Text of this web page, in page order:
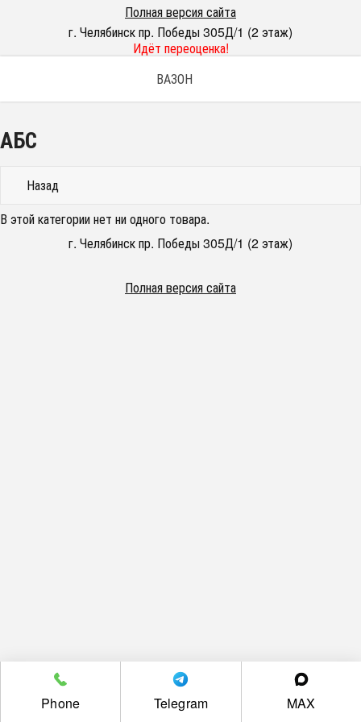
Полная версия сайта
г. Челябинск пр. Победы 305Д/1 (2 этаж)
Идёт переоценка!
ВАЗОН
АБС
Назад
В этой категории нет ни одного товара.
г. Челябинск пр. Победы 305Д/1 (2 этаж)
Полная версия сайта
Phone Telegram MAX